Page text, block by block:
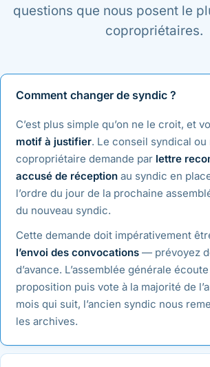
questions que nous posent le
copropriétaires.
Comment changer de syndic ?
C’est plus simple qu’on ne le croit, et
motif à justifier. Le conseil syndical ou
copropriétaire demande par lettre
accusé de réceptionau syndic en
l’ordre du jour de la prochaine
du nouveau syndic.
Cette demande doit impérativement
l’envoi des convocations— prévoyez
d’avance. L’assemblée générale
proposition puis vote à la majorité de
mois qui suit, l’ancien syndic nous
les archives.